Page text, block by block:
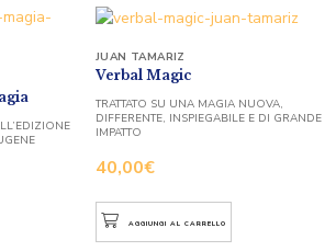
Verbal Magic
40,00€
JUAN TAMARIZ
TRATTATO SU UNA MAGIA NUOVA,
DIFFERENTE, INSPIEGABILE E DI GRANDE
IMPATTO
AGGIUNGI AL CARRELLO